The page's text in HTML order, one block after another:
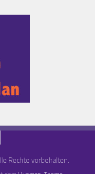
Rechte vorbehalten.